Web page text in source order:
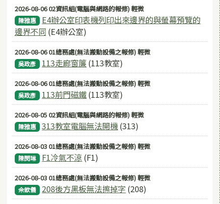
2026-08-06 02資訊組(電腦與網路的報修) 輕微
陳雅惠
E4辦公室印表機列印出來邊界的與螢幕預覽的
邊界不同 (E4辦公室)
2026-08-06 01總務處(無法搬動設備之報修) 輕微
吳政彥 113走廊窗簾 (113教室)
2026-08-06 01總務處(無法搬動設備之報修) 輕微
吳政彥 113前門磁鐵 (113教室)
2026-08-05 02資訊組(電腦與網路的報修) 輕微
陳雅惠 313教室電腦無法開機 (313)
2026-08-03 01總務處(無法搬動設備之報修) 輕微
陳閔琳 F1冷氣不涼 (F1)
2026-08-03 01總務處(無法搬動設備之報修) 輕微
佘歆儀 208後方黑板無法擦掉字 (208)